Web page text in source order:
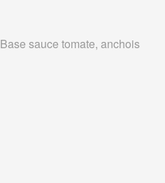
Base sauce tomate, anchois